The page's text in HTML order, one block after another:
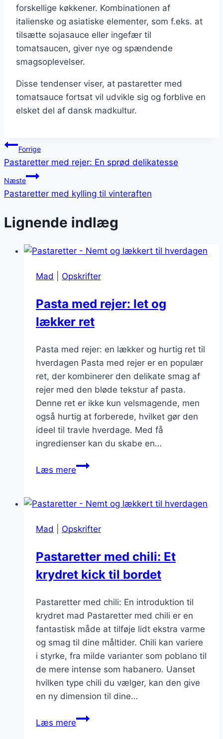
forskellige køkkener. Kombinationen af
italienske og asiatiske elementer, som f.eks. at
tilsætte sojasauce eller ingefær til
tomatsaucen, giver nye og spændende
smagsoplevelser.
Disse tendenser viser, at pastaretter med
tomatsauce fortsat vil udvikle sig og forblive en
elsket del af dansk madkultur.
Indlægsnavigation
Forrige
Pastaretter med rejer: En sprød delikatesse
Næste
Pastaretter med kylling til vinteraften
Lignende indlæg
Mad Opskrifter
Pasta med rejer: let og
lækker ret
Pasta med rejer: en lækker og hurtig ret til
hverdagen Pasta med rejer er en populær
ret, der kombinerer den delikate smag af
rejer med den bløde tekstur af pasta.
Denne ret er ikke kun velsmagende, men
også hurtig at forberede, hvilket gør den
ideel til travle hverdage. Med få
ingredienser kan du skabe en…
Læs merePasta
let
lækker
Mad Opskrifter
Pastaretter med chili: Et
krydret kick til bordet
Pastaretter med chili: En introduktion til
krydret mad Pastaretter med chili er en
fantastisk måde at tilføje lidt ekstra varme
og smag til dine måltider. Chili kan variere
i styrke, fra milde varianter som poblano til
de mere intense som habanero. Uanset
hvilken type chili du vælger, kan den give
en ny dimension til dine…
Læs merePastaretter